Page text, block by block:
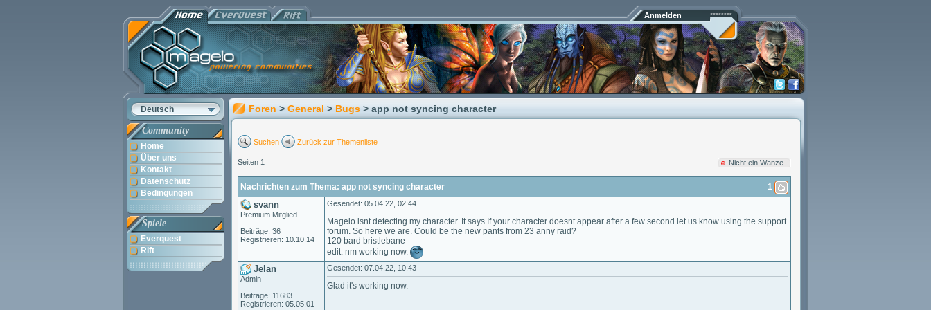
Anmelden
Deutsch
Community
Home
Über uns
Kontakt
Datenschutz
Bedingungen
Spiele
Everquest
Rift
Foren > General > Bugs > app not syncing character
Suchen Zurück zur Themenliste
Seiten 1 Nicht ein Wanze
Nachrichten zum Thema: app not syncing character 1
svann
Premium Mitglied
Beiträge: 36
Registrieren: 10.10.14
Gesendet: 05.04.22, 02:44
Magelo isnt detecting my character. It says If your character doesnt appear after a few second let us know using the support
forum. So here we are. Could be the new pants from 23 anny raid?
120 bard bristlebane
edit: nm working now.
Jelan
Admin
Beiträge: 11683
Registrieren: 05.05.01
Gesendet: 07.04.22, 10:43
Glad it's working now.